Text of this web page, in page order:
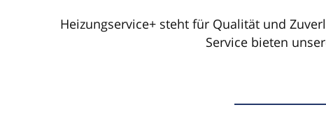
Heizungservice+ steht für Qualität und
Service bieten